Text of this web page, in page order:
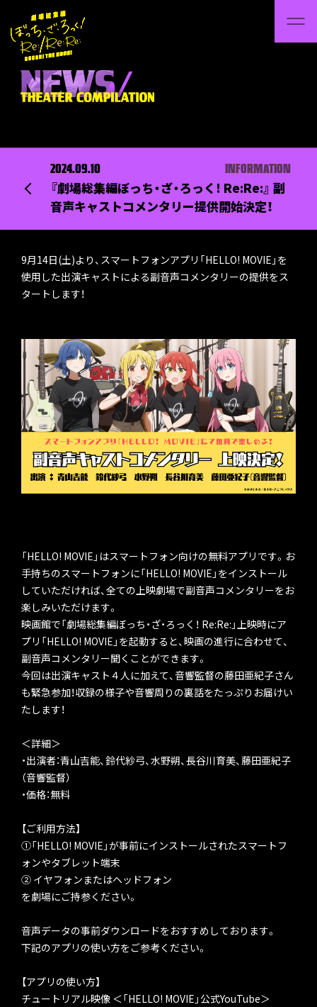
2024.09.10 INFORMATION
『劇場総集編ぼっち・ざ・ろっく! Re:Re:』 副
音声キャストコメンタリー提供開始決定！
9月14日(土)より、スマートフォンアプリ「HELLO! MOVIE」を
使用した出演キャストによる副音声コメンタリーの提供をス
タートします！
「HELLO! MOVIE」はスマートフォン向けの無料アプリです。お
手持ちのスマートフォンに「HELLO! MOVIE」をインストール
していただければ、全ての上映劇場で副音声コメンタリーをお
楽しみいただけます。
映画館で「劇場総集編ぼっち・ざ・ろっく！ Re:Re:」上映時にア
プリ「HELLO! MOVIE」を起動すると、映画の進行に合わせて、
副音声コメンタリー聞くことができます。
今回は出演キャスト４人に加えて、音響監督の藤田亜紀子さん
も緊急参加！収録の様子や音響周りの裏話をたっぷりお届けい
たします！
＜詳細＞
・出演者：青山吉能、鈴代紗弓、水野朔、長谷川育美、藤田亜紀子
（音響監督）
・価格：無料
【ご利用方法】
①「HELLO! MOVIE」が事前にインストールされたスマートフ
ォンやタブレット端末
② イヤフォンまたはヘッドフォン
を劇場にご持参ください。
音声データの事前ダウンロードをおすすめしております。
下記のアプリの使い方をご参考ください。
【アプリの使い方】
チュートリアル映像 ＜「HELLO! MOVIE」公式YouTube＞